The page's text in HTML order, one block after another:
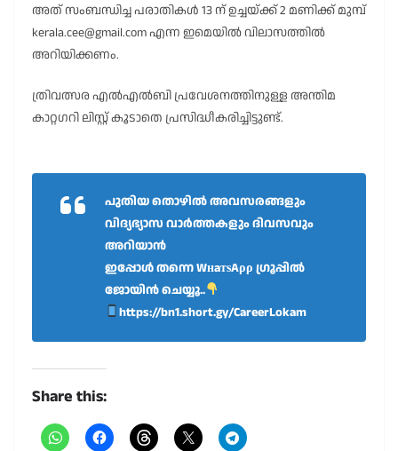
അത് സംബന്ധിച്ച പരാതികൾ 13 ന് ഉച്ചയ്ക്ക് 2 മണിക്ക് മുമ്പ്
kerala.cee@gmail.com എന്ന ഇമെയിൽ വിലാസത്തിൽ
അറിയിക്കണം.
ത്രിവത്സര എൽഎൽബി പ്രവേശനത്തിനുള്ള അന്തിമ
കാറ്റഗറി ലിസ്റ്റ് കൂടാതെ പ്രസിദ്ധീകരിച്ചിട്ടുണ്ട്.
പുതിയ തൊഴിൽ അവസരങ്ങളും
വിദ്യഭ്യാസ വാർത്തകളും ദിവസവും
അറിയാൻ
ഇപ്പോൾ തന്നെ WнaтѕAρρ ഗ്രൂപ്പിൽ
ജോയിൻ ചെയ്യൂ..
https://bn1.short.gy/CareerLokam
Share this: